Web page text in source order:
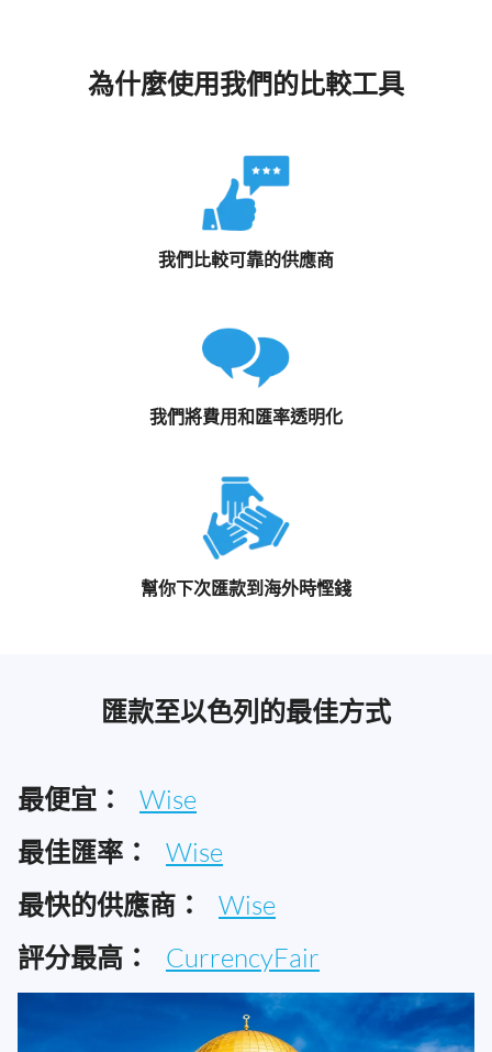
為什麼使用我們的比較工具
我們比較可靠的供應商
我們將費用和匯率透明化
幫你下次匯款到海外時慳錢
匯款至以色列的最佳方式
最便宜： Wise
最佳匯率： Wise
最快的供應商： Wise
評分最高： CurrencyFair